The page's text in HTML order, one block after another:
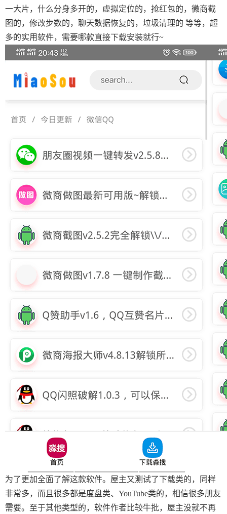
一大片，什么分身多开的，虚拟定位的，抢红包的，微商截
图的，修改步数的，聊天数据恢复的，垃圾清理的 等等，超
多的实用软件，需要哪款直接下载安装就行~
为了更加全面了解这款软件。屋主又测试了下载类的，同样
非常多，而且很多都是度盘类、YouTube类的，相信很多朋友
需要。至于其他类型的，软件作者比较牛批，屋主没就不再